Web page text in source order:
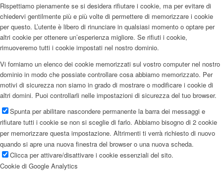
Rispettiamo pienamente se si desidera rifiutare i cookie, ma per evitare di
chiedervi gentilmente più e più volte di permettere di memorizzare i cookie
per questo. L’utente è libero di rinunciare in qualsiasi momento o optare per
altri cookie per ottenere un’esperienza migliore. Se rifiuti i cookie,
rimuoveremo tutti i cookie impostati nel nostro dominio.
Vi forniamo un elenco dei cookie memorizzati sul vostro computer nel nostro
dominio in modo che possiate controllare cosa abbiamo memorizzato. Per
motivi di sicurezza non siamo in grado di mostrare o modificare i cookie di
altri domini. Puoi controllarli nelle impostazioni di sicurezza del tuo browser.
Spunta per abilitare nascondere permanente la barra dei messaggi e
rifiutare tutti i cookie se non si sceglie di farlo. Abbiamo bisogno di 2 cookie
per memorizzare questa impostazione. Altrimenti ti verrà richiesto di nuovo
quando si apre una nuova finestra del browser o una nuova scheda.
Clicca per attivare/disattivare i cookie essenziali del sito.
Cookie di Google Analytics